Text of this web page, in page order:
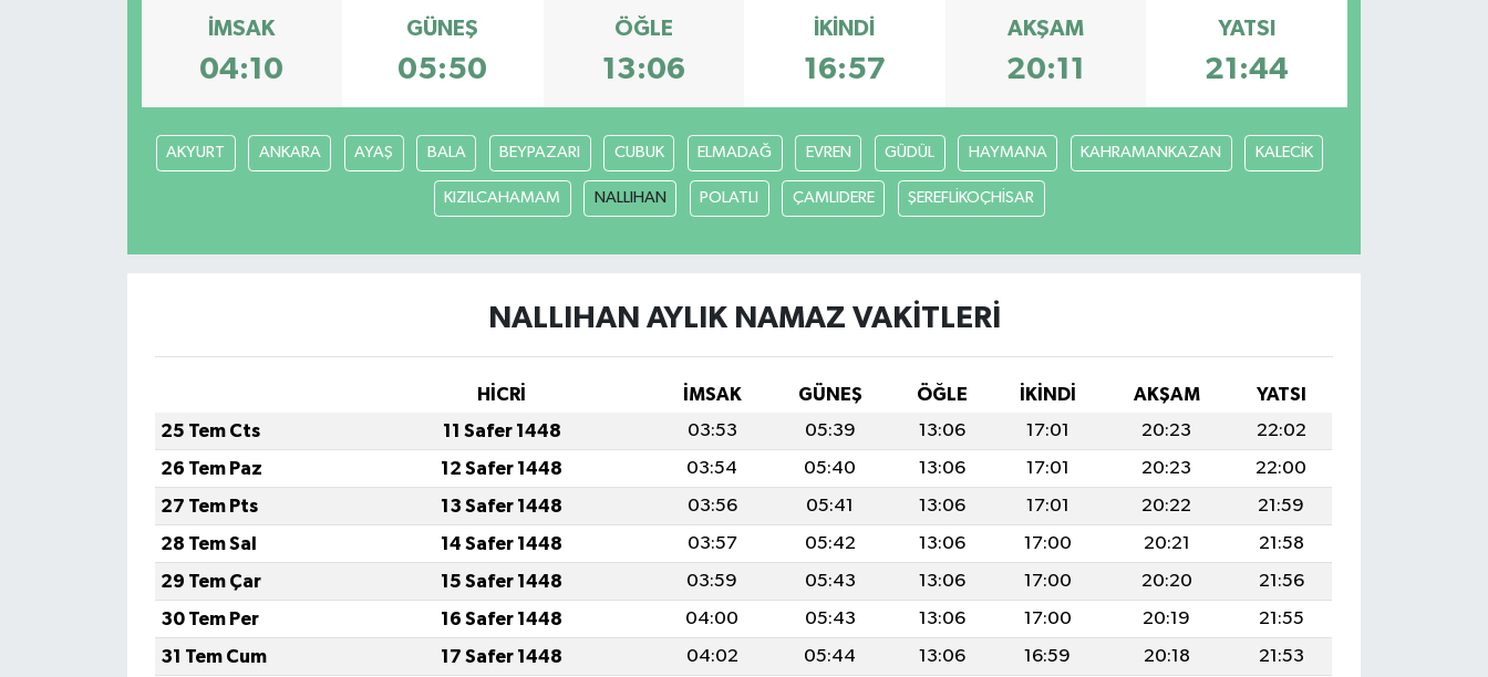
İMSAK
04:10
GÜNEŞ
05:50
ÖĞLE
13:06
İKINDI
16:57
AKŞAM
20:11
YATSI
21:44
AKYURT ANKARA AYAŞ BALA BEYPAZARI CUBUK ELMADAĞ EVREN GÜDÜL HAYMANA KAHRAMANKAZAN KALECİK
KIZILCAHAMAM NALLIHAN POLATLI ÇAMLIDERE ŞEREFLİKOÇHİSAR
NALLIHAN AYLIK NAMAZ VAKITLERI
HİCRİ İMSAK GÜNEŞ ÖĞLE İKINDI AKŞAM
YATSI
25 Tem Cts
11 Safer 1448 03:53 05:39 13:06 17:01 20:23
22:02
26 Tem Paz
12 Safer 1448 03:54 05:40 13:06 17:01 20:23
22:00
27 Tem Pts
13 Safer 1448 03:56 05:41 13:06 17:01 20:22
21:59
28 Tem Sal
14 Safer 1448 03:57 05:42 13:06 17:00 20:21
21:58
29 Tem Çar
15 Safer 1448 03:59 05:43 13:06 17:00 20:20
21:56
30 Tem Per
16 Safer 1448 04:00 05:43 13:06 17:00 20:19
21:55
31 Tem Cum
17 Safer 1448 04:02 05:44 13:06 16:59 20:18
21:53